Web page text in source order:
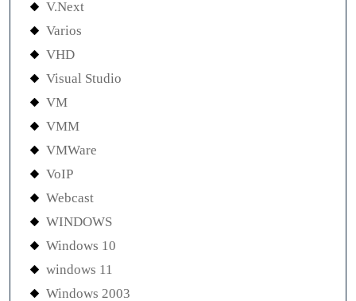
V.Next
Varios
VHD
Visual Studio
VM
VMM
VMWare
VoIP
Webcast
WINDOWS
Windows 10
windows 11
Windows 2003